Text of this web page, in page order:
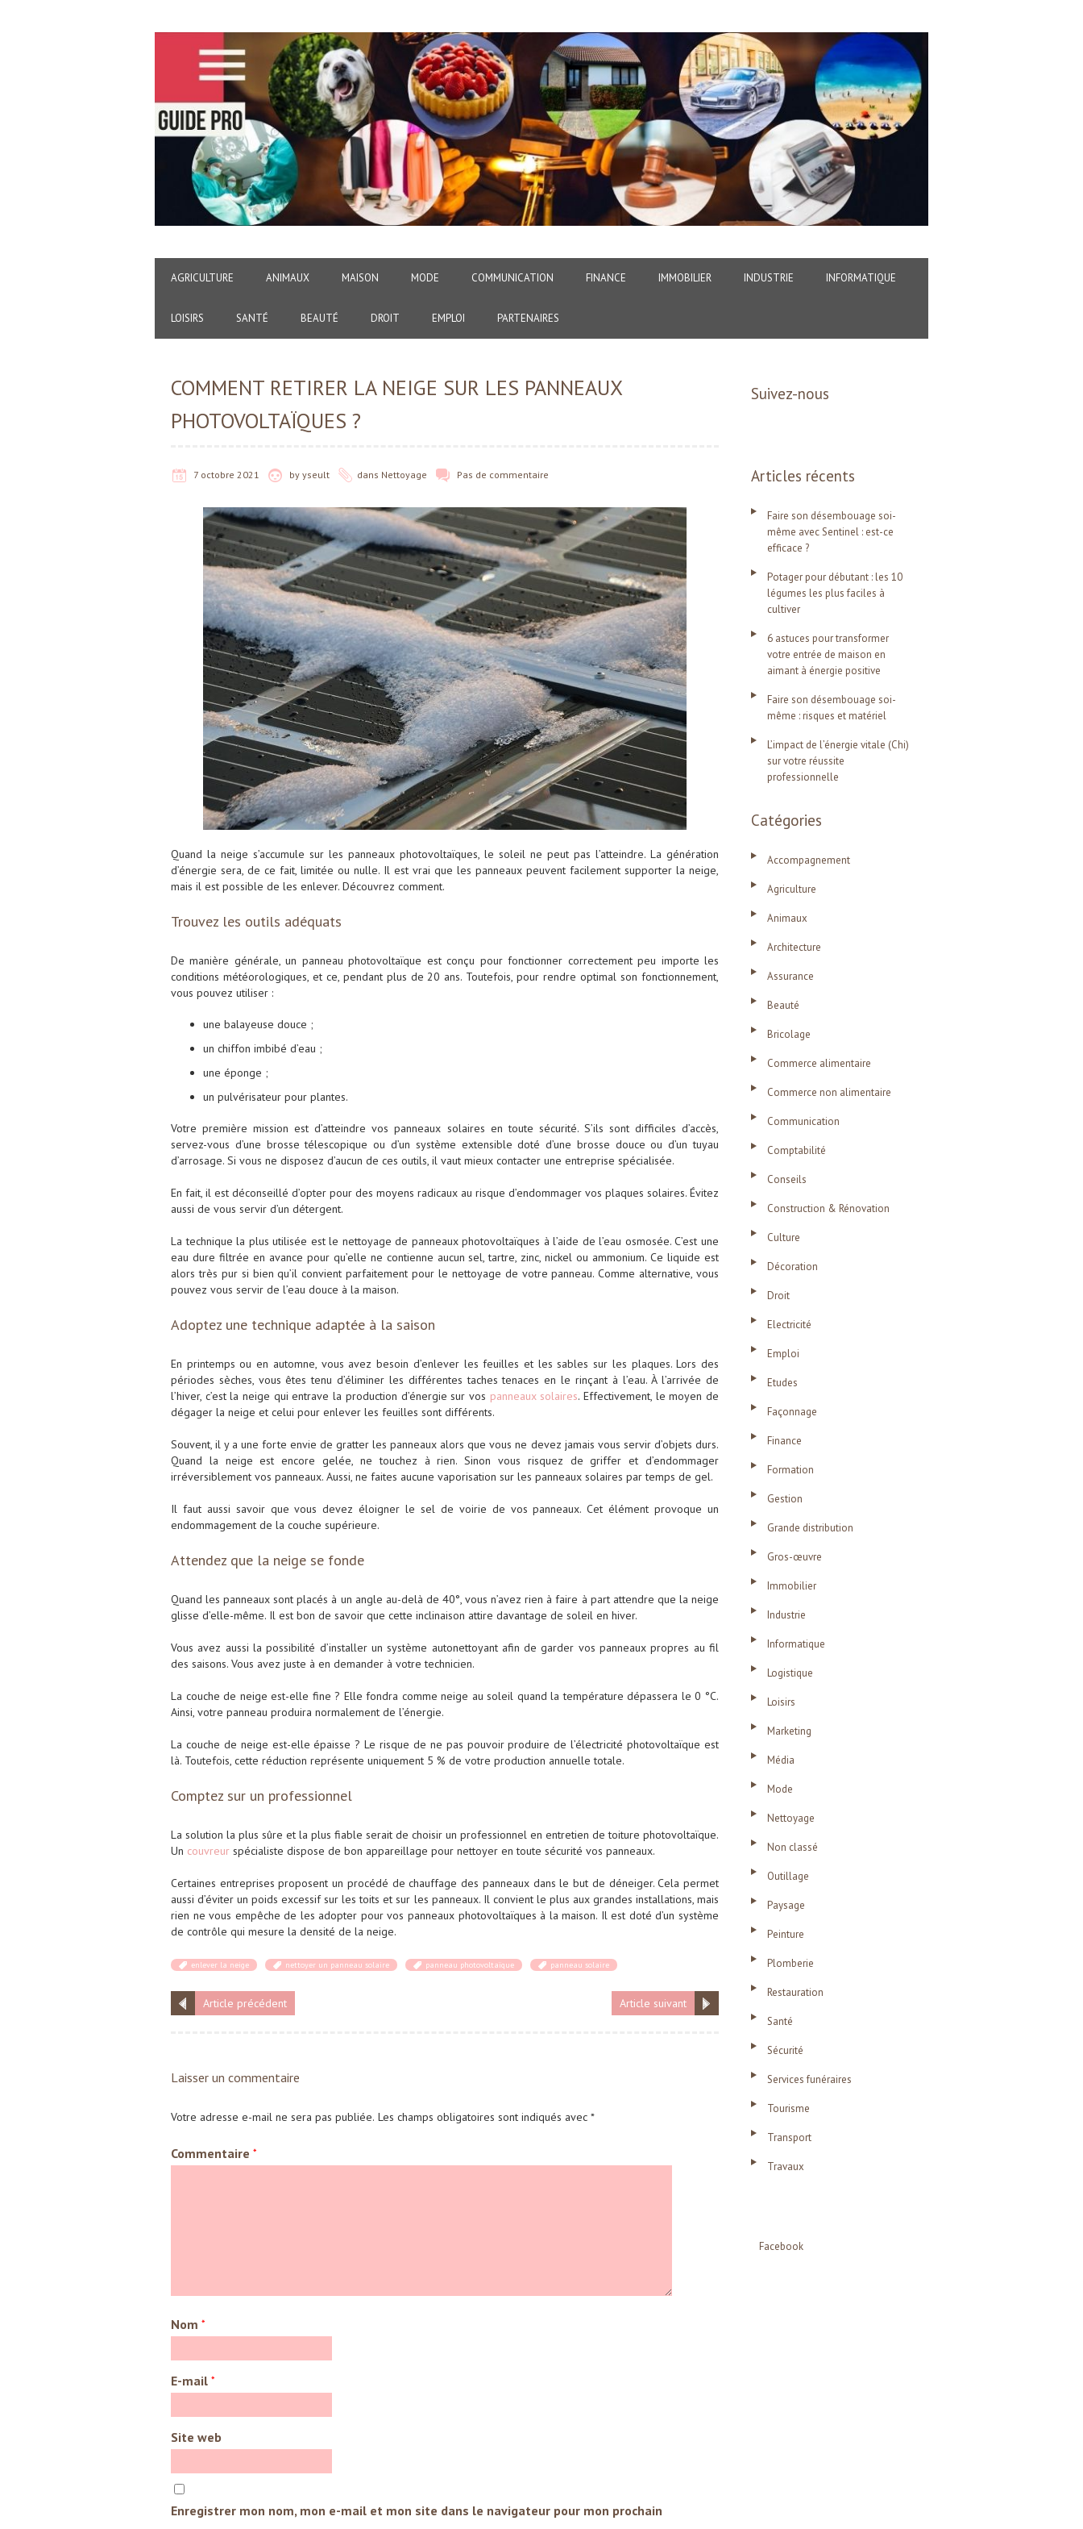
AGRICULTURE ANIMAUX MAISON MODE COMMUNICATION FINANCE IMMOBILIER INDUSTRIE INFORMATIQUE
LOISIRS SANTÉ BEAUTÉ DROIT EMPLOI PARTENAIRES
COMMENT RETIRER LA NEIGE SUR LES PANNEAUX
PHOTOVOLTAÏQUES ?
7 octobre 2021 by yseult dans Nettoyage Pas de commentaire
Quand la neige s’accumule sur les panneaux photovoltaïques, le soleil ne peut pas l’atteindre. La génération
d’énergie sera, de ce fait, limitée ou nulle. Il est vrai que les panneaux peuvent facilement supporter la neige,
mais il est possible de les enlever. Découvrez comment.
Trouvez les outils adéquats
De manière générale, un panneau photovoltaïque est conçu pour fonctionner correctement peu importe les
conditions météorologiques, et ce, pendant plus de 20 ans. Toutefois, pour rendre optimal son fonctionnement,
vous pouvez utiliser :
une balayeuse douce ;
un chiffon imbibé d’eau ;
une éponge ;
un pulvérisateur pour plantes.
Votre première mission est d’atteindre vos panneaux solaires en toute sécurité. S’ils sont difficiles d’accès,
servez-vous d’une brosse télescopique ou d’un système extensible doté d’une brosse douce ou d’un tuyau
d’arrosage. Si vous ne disposez d’aucun de ces outils, il vaut mieux contacter une entreprise spécialisée.
En fait, il est déconseillé d’opter pour des moyens radicaux au risque d’endommager vos plaques solaires. Évitez
aussi de vous servir d’un détergent.
La technique la plus utilisée est le nettoyage de panneaux photovoltaïques à l’aide de l’eau osmosée. C’est une
eau dure filtrée en avance pour qu’elle ne contienne aucun sel, tartre, zinc, nickel ou ammonium. Ce liquide est
alors très pur si bien qu’il convient parfaitement pour le nettoyage de votre panneau. Comme alternative, vous
pouvez vous servir de l’eau douce à la maison.
Adoptez une technique adaptée à la saison
En printemps ou en automne, vous avez besoin d’enlever les feuilles et les sables sur les plaques. Lors des
périodes sèches, vous êtes tenu d’éliminer les différentes taches tenaces en le rinçant à l’eau. À l’arrivée de
l’hiver, c’est la neige qui entrave la production d’énergie sur vos panneaux solaires. Effectivement, le moyen de
dégager la neige et celui pour enlever les feuilles sont différents.
Souvent, il y a une forte envie de gratter les panneaux alors que vous ne devez jamais vous servir d’objets durs.
Quand la neige est encore gelée, ne touchez à rien. Sinon vous risquez de griffer et d’endommager
irréversiblement vos panneaux. Aussi, ne faites aucune vaporisation sur les panneaux solaires par temps de gel.
Il faut aussi savoir que vous devez éloigner le sel de voirie de vos panneaux. Cet élément provoque un
endommagement de la couche supérieure.
Attendez que la neige se fonde
Quand les panneaux sont placés à un angle au-delà de 40°, vous n’avez rien à faire à part attendre que la neige
glisse d’elle-même. Il est bon de savoir que cette inclinaison attire davantage de soleil en hiver.
Vous avez aussi la possibilité d’installer un système autonettoyant afin de garder vos panneaux propres au fil
des saisons. Vous avez juste à en demander à votre technicien.
La couche de neige est-elle fine ? Elle fondra comme neige au soleil quand la température dépassera le 0 °C.
Ainsi, votre panneau produira normalement de l’énergie.
La couche de neige est-elle épaisse ? Le risque de ne pas pouvoir produire de l’électricité photovoltaïque est
là. Toutefois, cette réduction représente uniquement 5 % de votre production annuelle totale.
Comptez sur un professionnel
La solution la plus sûre et la plus fiable serait de choisir un professionnel en entretien de toiture photovoltaïque.
Un couvreur spécialiste dispose de bon appareillage pour nettoyer en toute sécurité vos panneaux.
Certaines entreprises proposent un procédé de chauffage des panneaux dans le but de déneiger. Cela permet
aussi d’éviter un poids excessif sur les toits et sur les panneaux. Il convient le plus aux grandes installations, mais
rien ne vous empêche de les adopter pour vos panneaux photovoltaïques à la maison. Il est doté d’un système
de contrôle qui mesure la densité de la neige.
enlever la neige nettoyer un panneau solaire panneau photovoltaïque panneau solaire
Article précédent Article suivant
Laisser un commentaire
Votre adresse e-mail ne sera pas publiée. Les champs obligatoires sont indiqués avec *
Commentaire *
Nom *
E-mail *
Site web
Enregistrer mon nom, mon e-mail et mon site dans le navigateur pour mon prochain
Suivez-nous
Articles récents
Faire son désembouage soi-
même avec Sentinel : est-ce
efficace ?
Potager pour débutant : les 10
légumes les plus faciles à
cultiver
6 astuces pour transformer
votre entrée de maison en
aimant à énergie positive
Faire son désembouage soi-
même : risques et matériel
L’impact de l’énergie vitale (Chi)
sur votre réussite
professionnelle
Catégories
Accompagnement
Agriculture
Animaux
Architecture
Assurance
Beauté
Bricolage
Commerce alimentaire
Commerce non alimentaire
Communication
Comptabilité
Conseils
Construction & Rénovation
Culture
Décoration
Droit
Electricité
Emploi
Etudes
Façonnage
Finance
Formation
Gestion
Grande distribution
Gros-œuvre
Immobilier
Industrie
Informatique
Logistique
Loisirs
Marketing
Média
Mode
Nettoyage
Non classé
Outillage
Paysage
Peinture
Plomberie
Restauration
Santé
Sécurité
Services funéraires
Tourisme
Transport
Travaux
Facebook